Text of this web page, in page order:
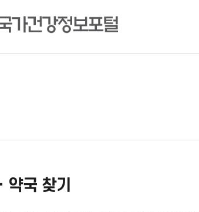
약국 찾기